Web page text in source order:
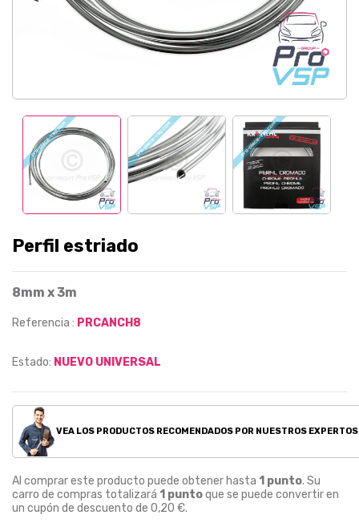
Perfil estriado
8mm x 3m
Referencia : PRCANCH8
Estado: NUEVO UNIVERSAL
VEA LOS PRODUCTOS RECOMENDADOS POR NUESTROS EXPERTOS
Al comprar este producto puede obtener hasta 1 punto. Su
carro de compras totalizará 1 puntoque se puede convertir en
un cupón de descuento de 0,20 €.